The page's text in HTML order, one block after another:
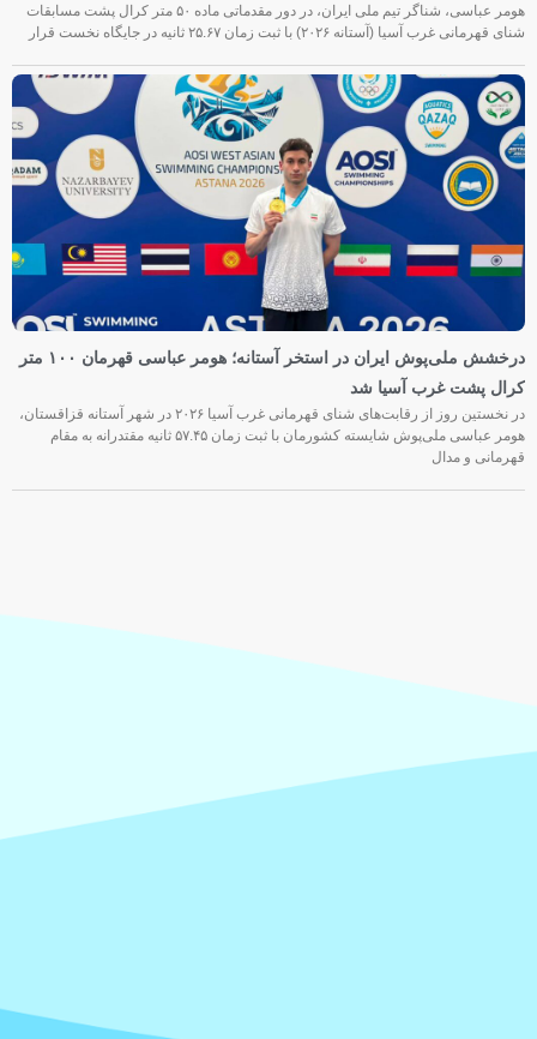
هومر عباسی، شناگر تیم ملی ایران، در دور مقدماتی ماده ۵۰ متر کرال پشت مسابقات
شنای قهرمانی غرب آسیا (آستانه ۲۰۲۶) با ثبت زمان ۲۵.۶۷ ثانیه در جایگاه نخست قرار
درخشش ملی‌پوش ایران در استخر آستانه؛ هومر عباسی قهرمان ۱۰۰ متر
کرال پشت غرب آسیا شد
در نخستین روز از رقابت‌های شنای قهرمانی غرب آسیا ۲۰۲۶ در شهر آستانه قزاقستان،
هومر عباسی ملی‌پوش شایسته کشورمان با ثبت زمان ۵۷.۴۵ ثانیه مقتدرانه به مقام
قهرمانی و مدال